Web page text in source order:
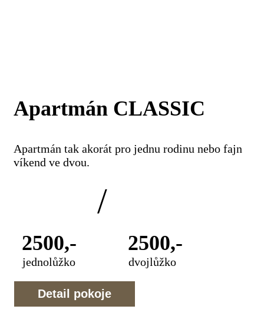
Apartmán CLASSIC
Apartmán tak akorát pro jednu rodinu nebo fajn
víkend ve dvou.
2500,-
jednolůžko
/
2500,-
dvojlůžko
Detail pokoje